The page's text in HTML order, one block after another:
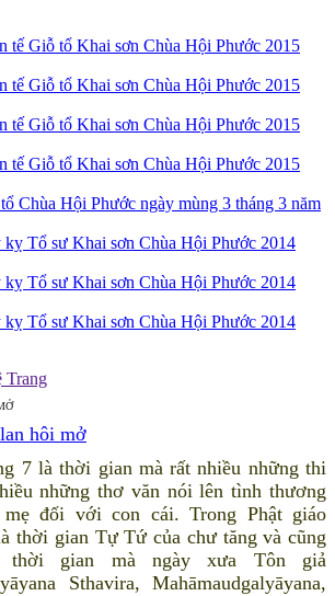
tế Giỗ tổ Khai sơn Chùa Hội Phước 2015
tế Giỗ tổ Khai sơn Chùa Hội Phước 2015
tế Giỗ tổ Khai sơn Chùa Hội Phước 2015
tế Giỗ tổ Khai sơn Chùa Hội Phước 2015
Chùa Hội Phước ngày mùng 3 tháng 3 năm
Tổ sư Khai sơn Chùa Hội Phước 2014
Tổ sư Khai sơn Chùa Hội Phước 2014
Tổ sư Khai sơn Chùa Hội Phước 2014
Trang
là thời gian mà rất nhiều những thi
những thơ văn nói lên tình thương
mẹ đối với con cái. Trong Phật giáo
thời gian Tự Tứ của chư tăng và cũng
thời gian mà ngày xưa Tôn giả
Sthavira, Mahāmaudgalyāyana,